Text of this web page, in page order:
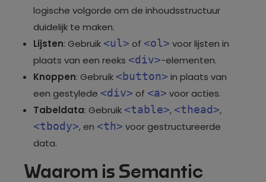
logische volgorde om de inhoudsstructuur
duidelijk te maken.
Lijsten: Gebruik <ul> of <ol> voor lijsten in
plaats van een reeks <div>-elementen.
Knoppen: Gebruik <button> in plaats van
een gestylede <div> of <a> voor acties.
Tabeldata: Gebruik <table>, <thead>,
<tbody>, en <th> voor gestructureerde
data.
Waarom is Semantic